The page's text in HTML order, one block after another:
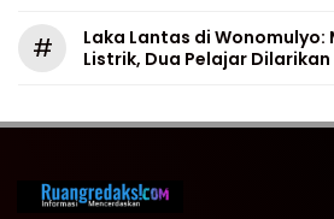
#
Laka Lantas di Wonomulyo:
Listrik, Dua Pelajar Dilarikan